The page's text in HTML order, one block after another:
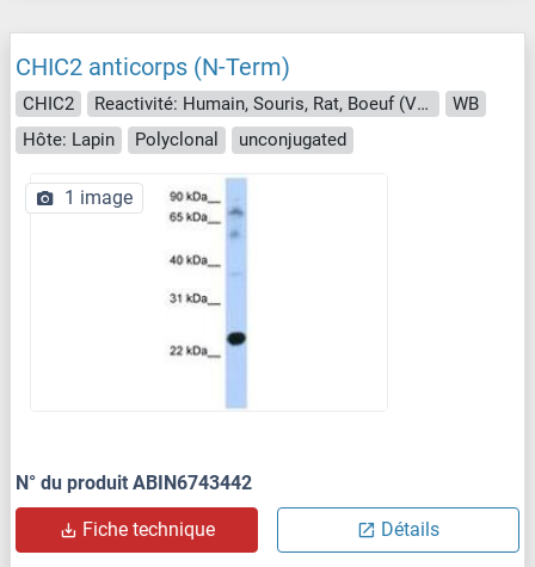
CHIC2 anticorps (N-Term)
CHIC2 Reactivité: Humain, Souris, Rat, Boeuf (Vache), Cobaye, Cheval, Singe, Porc, Poulet
WB
Hôte: Lapin
Polyclonal unconjugated
1 image
N° du produit ABIN6743442
Fiche technique Détails